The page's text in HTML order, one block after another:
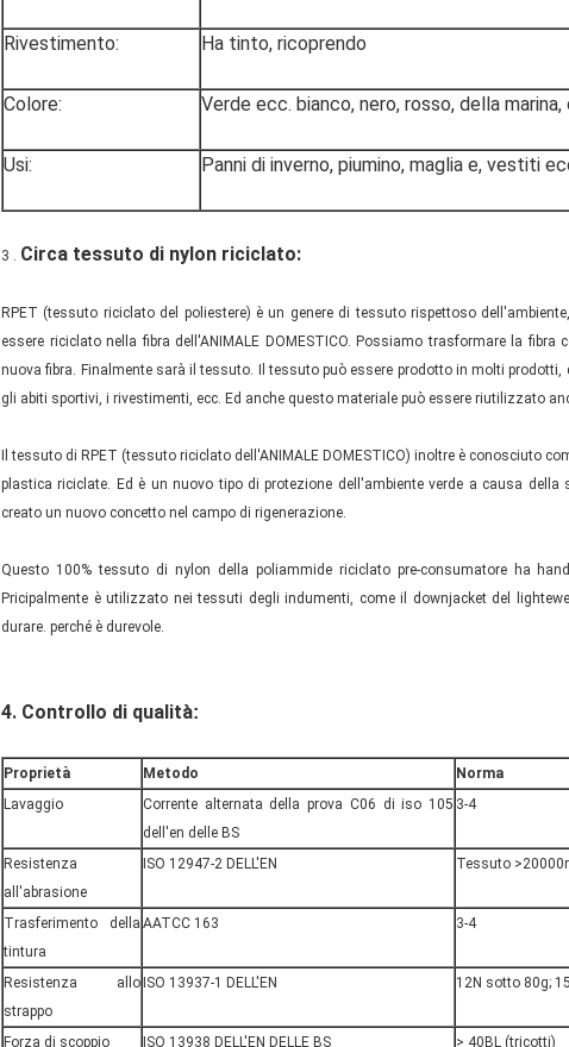
Rivestimento: Ha tinto, ricoprendo
Colore: Verde ecc. bianco, nero, rosso, della marina,
Usi: Panni di inverno, piumino, maglia e, vestiti
3 . Circa tessuto di nylon riciclato:
RPET (tessuto riciclato del poliestere) è un genere di tessuto rispettoso
essere riciclato nella fibra dell'ANIMALE DOMESTICO. Possiamo trasformare la
nuova fibra. Finalmente sarà il tessuto. Il tessuto può essere prodotto in molti
gli abiti sportivi, i rivestimenti, ecc. Ed anche questo materiale può essere riutilizzato
Il tessuto di RPET (tessuto riciclato dell'ANIMALE DOMESTICO) inoltre è conosciuto
plastica riciclate. Ed è un nuovo tipo di protezione dell'ambiente verde a causa
creato un nuovo concetto nel campo di rigenerazione.
Questo 100% tessuto di nylon della poliammide riciclato pre-consumatore ha
Pricipalmente è utilizzato nei tessuti degli indumenti, come il downjacket del
durare. perché è durevole.
4. Controllo di qualità:
Proprietà Metodo
Norma
Lavaggio
Corrente alternata della prova C06 di iso 105
dell'en delle BS
3-4
Resistenza
all'abrasione
ISO 12947-2 DELL'EN Tessuto >20000r
Trasferimento della
tintura
AATCC 163 3-4
Resistenza allo
strappo
ISO 13937-1 DELL'EN 12N sotto 80g;
Forza di scoppio ISO 13938 DELL'EN DELLE BS
> 40BL (tricotti)